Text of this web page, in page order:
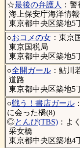
☆最後の弁護人
：
海上保安庁海洋情
東京都中央区築地5
○おコメの女：東京
東京国税局
東京都中央区築地5
○全開ガール：鮎川
道路
東京都中央区築地5
○戦う！書店ガール
に会った橋(8)
◎とんび(TBS)：よ
采女橋
東京都中央区築地4